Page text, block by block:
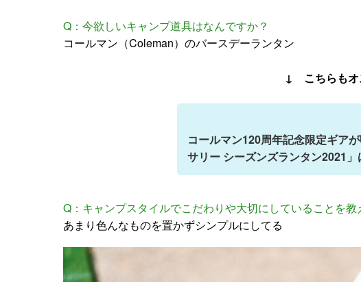
Q：今欲しいキャンプ道具はなんですか？
コールマン（Coleman）のバースデーランタン
↓ こちらも
コールマン120周年記念限定ギア
サリー シーズンズランタン2021
Q：キャンプスタイルでこだわりや大切にしていることを教
あまり色んなものを置かずシンプルにしてる